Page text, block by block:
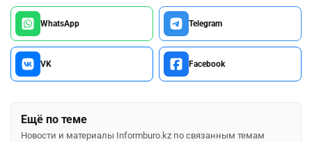
WhatsApp Telegram
VK Facebook
Ещё по теме
Новости и материалы Informburo.kz по связанным темам